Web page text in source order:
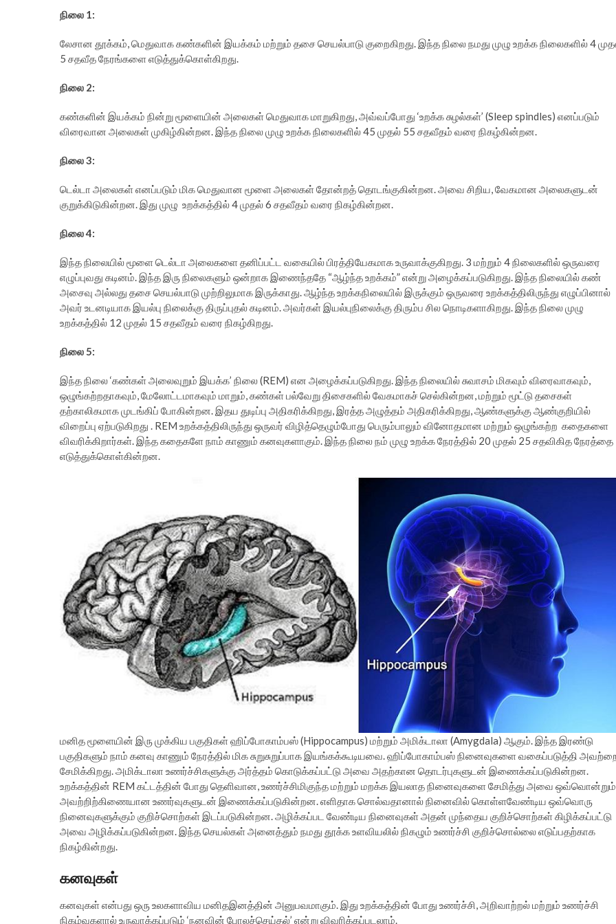
நிலை 1:
லேசான தூக்கம், மெதுவாக கண்களின் இயக்கம் மற்றும் தசை செயல்பாடு குறைகிறது. இந்த நிலை நமது முழு உறக்க நிலைகளில் 4
5 சதவீத நேரங்களை எடுத்துக்கொள்கிறது.
நிலை 2:
கண்களின் இயக்கம் நின்று மூளையின் அலைகள் மெதுவாக மாறுகிறது, அவ்வப்போது ‘உறக்க சுழல்கள்’ (Sleep spindles) எனப்படும்
விரைவான அலைகள் முகிழ்கின்றன. இந்த நிலை முழு உறக்க நிலைகளில் 45 முதல் 55 சதவீதம் வரை நிகழ்கின்றன.
நிலை 3:
டெல்டா அலைகள் எனப்படும் மிக மெதுவான மூளை அலைகள் தோன்றத் தொடங்குகின்றன. அவை சிறிய, வேகமான அலைகளுடன்
குறுக்கிடுகின்றன. இது முழு உறக்கத்தில் 4 முதல் 6 சதவீதம் வரை நிகழ்கின்றன.
நிலை 4:
இந்த நிலையில் மூளை டெல்டா அலைகளை தனிப்பட்ட வகையில் பிரத்தியேகமாக உருவாக்குகிறது. 3 மற்றும் 4 நிலைகளில் ஒருவரை
எழுப்புவது கடினம். இந்த இரு நிலைகளும் ஒன்றாக இணைந்ததே “ஆழ்ந்த உறக்கம்” என்று அழைக்கப்படுகிறது. இந்த நிலையில் கண்
அசைவு அல்லது தசை செயல்பாடு முற்றிலுமாக இருக்காது. ஆழ்ந்த உறக்கநிலையில் இருக்கும் ஒருவரை உறக்கத்திலிருந்து எழுப்பினால்
அவர் உடனடியாக இயல்பு நிலைக்கு திருப்புதல் கடினம். அவர்கள் இயல்புநிலைக்கு திரும்ப சில நொடிகளாகிறது. இந்த நிலை முழு
உறக்கத்தில் 12 முதல் 15 சதவீதம் வரை நிகழ்கிறது.
நிலை 5:
இந்த நிலை ‘கண்கள் அலைவுறும் இயக்க’ நிலை (REM) என அழைக்கப்படுகிறது. இந்த நிலையில் சுவாசம் மிகவும் விரைவாகவும்,
ஒழுங்கற்றதாகவும், மேலோட்டமாகவும் மாறும், கண்கள் பல்வேறு திசைகளில் வேகமாகச் செல்கின்றன, மற்றும் மூட்டு தசைகள்
தற்காலிகமாக முடங்கிப் போகின்றன. இதய துடிப்பு அதிகரிக்கிறது, இரத்த அழுத்தம் அதிகரிக்கிறது, ஆண்களுக்கு ஆண்குறியில்
விறைப்பு ஏற்படுகிறது . REM உறக்கத்திலிருந்து ஒருவர் விழித்தெழும்போது பெரும்பாலும் வினோதமான மற்றும் ஒழுங்கற்ற கதைகளை
விவரிக்கிறார்கள். இந்த கதைகளே நாம் காணும் கனவுகளாகும். இந்த நிலை நம் முழு உறக்க நேரத்தில் 20 முதல் 25 சதவிகித நேரத்தை
எடுத்துக்கொள்கின்றன.
மனித மூளையின் இரு முக்கிய பகுதிகள் ஹிப்போகாம்பஸ் (Hippocampus) மற்றும் அமிக்டாலா (Amygdala) ஆகும். இந்த இரண்டு
பகுதிகளும் நாம் கனவு காணும் நேரத்தில் மிக சுறுசுறுப்பாக இயங்கக்கூடியவை. ஹிப்போகாம்பஸ் நினைவுகளை வகைப்படுத்தி
சேமிக்கிறது. அமிக்டாலா உணர்ச்சிகளுக்கு அர்த்தம் கொடுக்கப்பட்டு அவை அதற்கான தொடர்புகளுடன் இணைக்கப்படுகின்றன.
உறக்கத்தின் REM கட்டத்தின் போது தெளிவான, உணர்ச்சிமிகுந்த மற்றும் மறக்க இயலாத நினைவுகளை சேமித்து அவை ஒவ்வொன்றும்
அவற்றிற்கிணையான உணர்வுகளுடன் இணைக்கப்படுகின்றன. எளிதாக சொல்வதானால் நினைவில் கொள்ளவேண்டிய ஒவ்வொரு
நினைவுகளுக்கும் குறிச்சொற்கள் இடப்படுகின்றன. அழிக்கப்பட வேண்டிய நினைவுகள் அதன் முந்தைய குறிச்சொற்கள் கிழிக்கப்பட்டு
அவை அழிக்கப்படுகின்றன. இந்த செயல்கள் அனைத்தும் நமது தூக்க உளவியலில் நிகழும் உணர்ச்சி குறிச்சொல்லை எடுப்பதற்காக
நிகழ்கின்றது.
கனவுகள்
கனவுகள் என்பது ஒரு உலகளாவிய மனிதஇனத்தின் அனுபவமாகும். இது உறக்கத்தின் போது உணர்ச்சி, அறிவாற்றல் மற்றும் உணர்ச்சி
நிகழ்வுகளால் உருவாக்கப்படும் ‘நனவின் போலச்செய்தல்’ என்று விவரிக்கப்படலாம்.